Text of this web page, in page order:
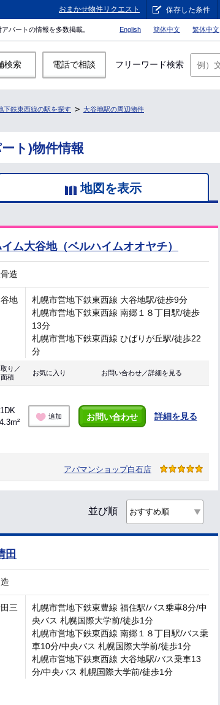
おまかせ物件リクエスト 保存した条件
パートの情報を多数掲載。 English 簡体中文 繁体中文
検索 電話で相談 フリーワード検索
下鉄東西線の駅を探す 大谷地駅の周辺物件
ト)物件情報
地図を表示
ム大谷地（ベルハイムオオヤチ）
造
地
札幌市営地下鉄東西線 大谷地駅/徒歩9分
札幌市営地下鉄東西線 南郷１８丁目駅/徒歩
13分
札幌市営地下鉄東西線 ひばりが丘駅/徒歩22
分
り／
面積
お気に入り お問い合わせ／詳細を見る
1DK
追加 お問い合わせ 詳細を見る
アパマンショップ白石店
並び順
田
三
札幌市営地下鉄東豊線 福住駅/バス乗車8分/中
央バス 札幌国際大学前/徒歩1分
札幌市営地下鉄東西線 南郷１８丁目駅/バス乗
車10分/中央バス 札幌国際大学前/徒歩1分
札幌市営地下鉄東西線 大谷地駅/バス乗車13
分/中央バス 札幌国際大学前/徒歩1分